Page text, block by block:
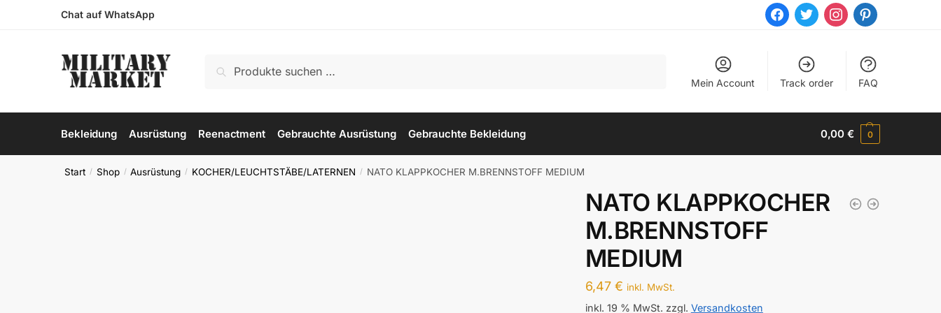
Chat auf WhatsApp facebooktwitter instagrampinterest
nach:
Suchen
Mein Account Track order FAQ
Bekleidung Ausrüstung Reenactment Gebrauchte Ausrüstung Gebrauchte Bekleidung 0,00€ 0
Start / Shop / Ausrüstung / KOCHER/LEUCHTSTÄBE/LATERNEN / NATO KLAPPKOCHER M.BRENNSTOFF MEDIUM
NATO KLAPPKOCHER
M.BRENNSTOFF
MEDIUM
6,47 € inkl. MwSt.
inkl. 19 % MwSt. zzgl. Versandkosten